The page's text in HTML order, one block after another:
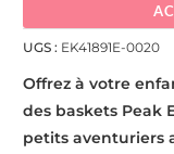
UGS : EK41891E-0020
Offrez à votre
des baskets Peak
petits aventuriers